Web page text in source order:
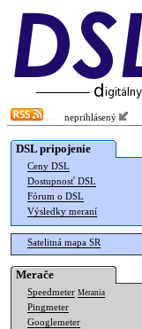
neprihlásený
DSL pripojenie
Ceny DSL
Dostupnosť DSL
Fórum o DSL
Výsledky meraní
Satelitná mapa SR
Merače
Speedmeter Merania
Pingmeter
Googlemeter